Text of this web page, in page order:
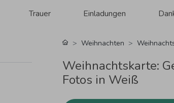
Trauer Einladungen
Weihnachten
Weihnachtskarte:
Fotos in Weiß